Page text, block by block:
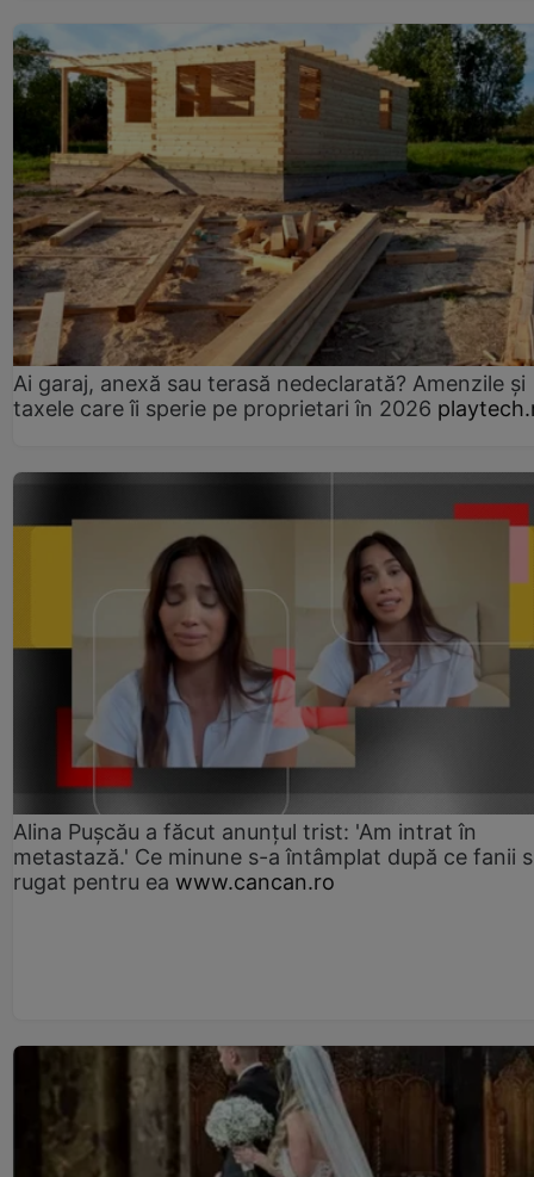
Ai garaj, anexă sau terasă nedeclarată? Amenzile și
taxele care îi sperie pe proprietari în 2026
Alina Pușcău a făcut anunțul trist: 'Am intrat în
metastază.' Ce minune s-a întâmplat după ce fanii
rugat pentru ea www.cancan.ro